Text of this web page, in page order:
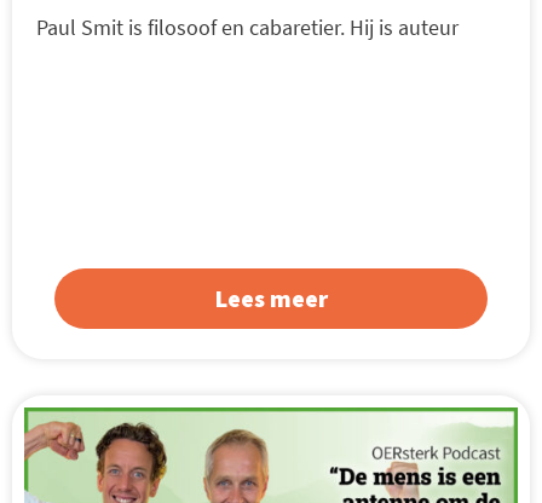
Paul Smit is filosoof en cabaretier. Hij is auteur
Lees meer